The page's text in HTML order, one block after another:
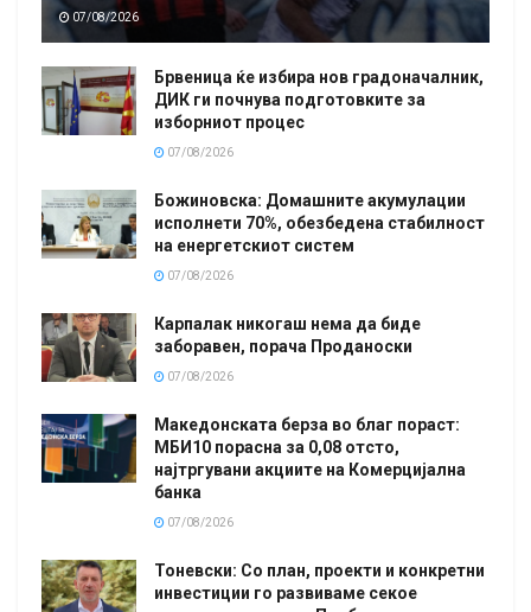
07/08/2026
Брвеница ќе избира нов градоначалник,
ДИК ги почнува подготовките за
изборниот процес
07/08/2026
Божиновска: Домашните акумулации
исполнети 70%, обезбедена стабилност
на енергетскиот систем
07/08/2026
Карпалак никогаш нема да биде
заборавен, порача Проданоски
07/08/2026
Македонската берза во благ пораст:
МБИ10 порасна за 0,08 отсто,
најтргувани акциите на Комерцијална
банка
07/08/2026
Тоневски: Со план, проекти и конкретни
инвестиции го развиваме секое